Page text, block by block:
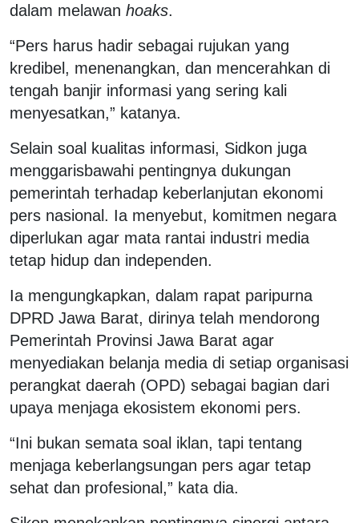
dalam melawan hoaks.
“Pers harus hadir sebagai rujukan yang
kredibel, menenangkan, dan mencerahkan di
tengah banjir informasi yang sering kali
menyesatkan,” katanya.
Selain soal kualitas informasi, Sidkon juga
menggarisbawahi pentingnya dukungan
pemerintah terhadap keberlanjutan ekonomi
pers nasional. Ia menyebut, komitmen negara
diperlukan agar mata rantai industri media
tetap hidup dan independen.
Ia mengungkapkan, dalam rapat paripurna
DPRD Jawa Barat, dirinya telah mendorong
Pemerintah Provinsi Jawa Barat agar
menyediakan belanja media di setiap organisasi
perangkat daerah (OPD) sebagai bagian dari
upaya menjaga ekosistem ekonomi pers.
“Ini bukan semata soal iklan, tapi tentang
menjaga keberlangsungan pers agar tetap
sehat dan profesional,” kata dia.